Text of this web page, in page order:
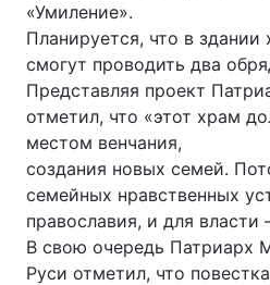
Техно і зв'язок
Зброя
Здоров'я
Екологія
Лонгріди
«Умиление».
Планируется, что в
смогут проводить два
Представляя проект
отметил, что «этот храм
местом венчания,
создания новых семей.
семейных нравственных
православия, и для власти
В свою очередь Патриарх
Руси отметил, что